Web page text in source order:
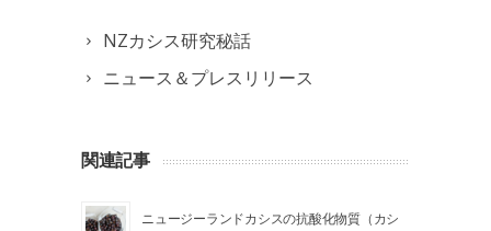
NZカシス研究秘話
ニュース＆プレスリリース
関連記事
ニュージーランドカシスの抗酸化物質（カシ